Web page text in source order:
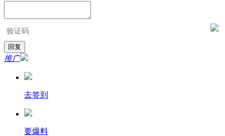
推广
去签到
要爆料